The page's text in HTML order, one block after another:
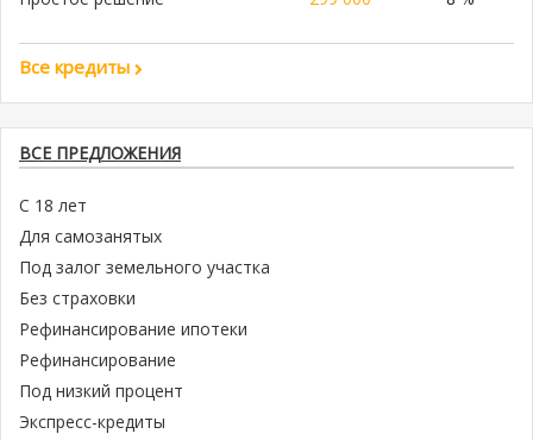
Все кредиты
ВСЕ ПРЕДЛОЖЕНИЯ
С 18 лет
Для самозанятых
Под залог земельного участка
Без страховки
Рефинансирование ипотеки
Рефинансирование
Под низкий процент
Экспресс-кредиты